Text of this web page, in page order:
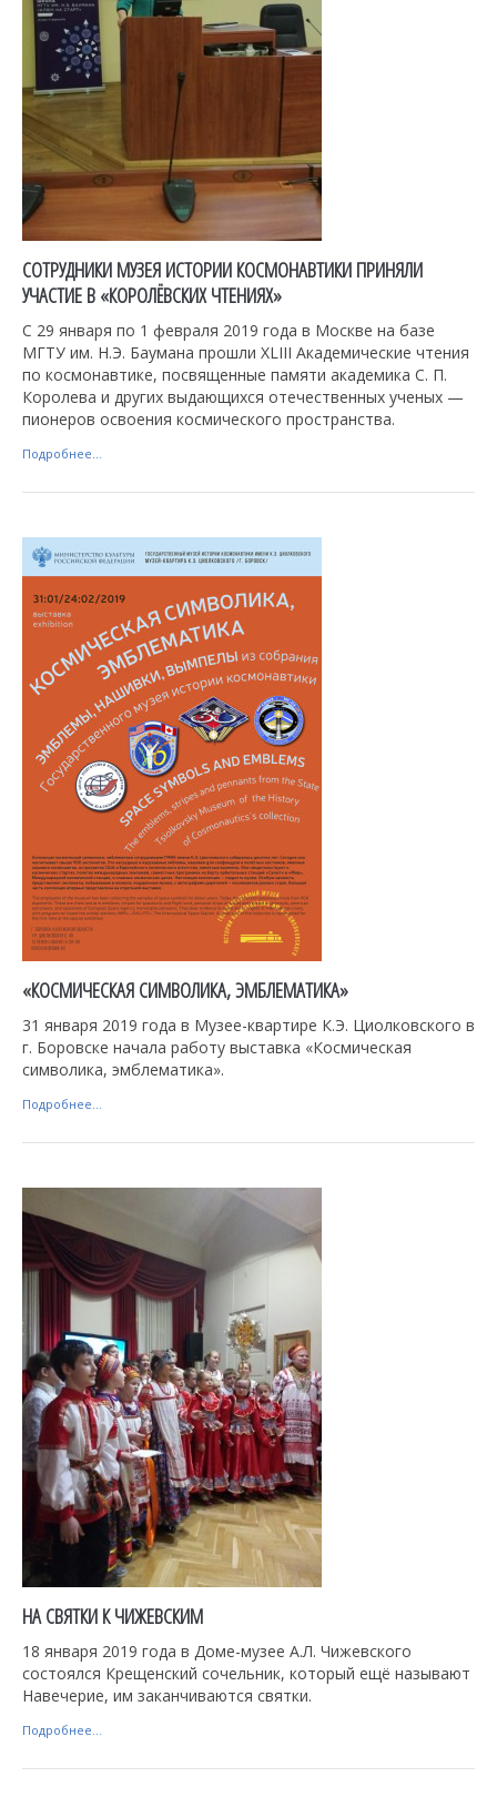
СОТРУДНИКИ МУЗЕЯ ИСТОРИИ КОСМОНАВТИКИ ПРИНЯЛИ
УЧАСТИЕ В «КОРОЛЁВСКИХ ЧТЕНИЯХ»
С 29 января по 1 февраля 2019 года в Москве на базе
МГТУ им. Н.Э. Баумана прошли XLIII Академические чтения
по космонавтике, посвященные памяти академика С. П.
Королева и других выдающихся отечественных ученых —
пионеров освоения космического пространства.
Подробнее...
«КОСМИЧЕСКАЯ СИМВОЛИКА, ЭМБЛЕМАТИКА»
31 января 2019 года в Музее-квартире К.Э. Циолковского в
г. Боровске начала работу выставка «Космическая
символика, эмблематика».
Подробнее...
НА СВЯТКИ К ЧИЖЕВСКИМ
18 января 2019 года в Доме-музее А.Л. Чижевского
состоялся Крещенский сочельник, который ещё называют
Навечерие, им заканчиваются святки.
Подробнее...